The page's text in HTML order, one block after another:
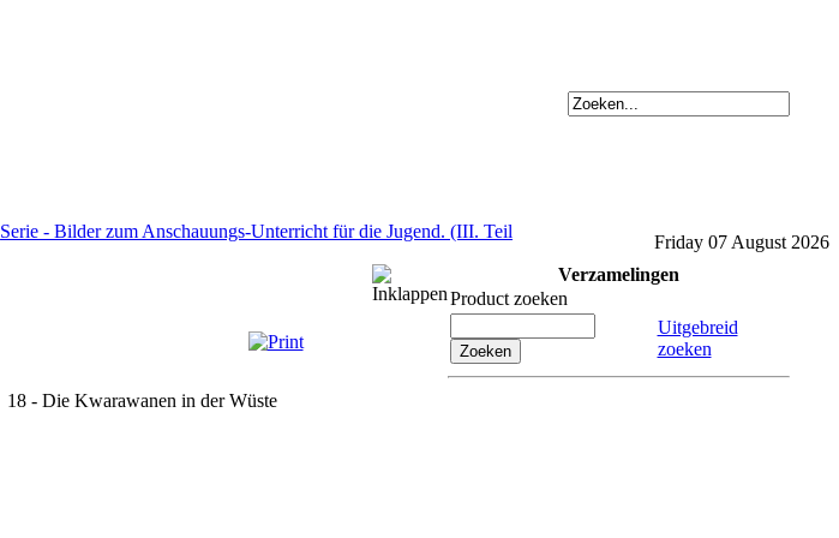
Serie - Bilder zum Anschauungs-Unterricht für die Jugend. (III. Teil
Friday 07 August 2026
18 - Die Kwarawanen in der Wüste
Verzamelingen
Product zoeken
Uitgebreid
zoeken